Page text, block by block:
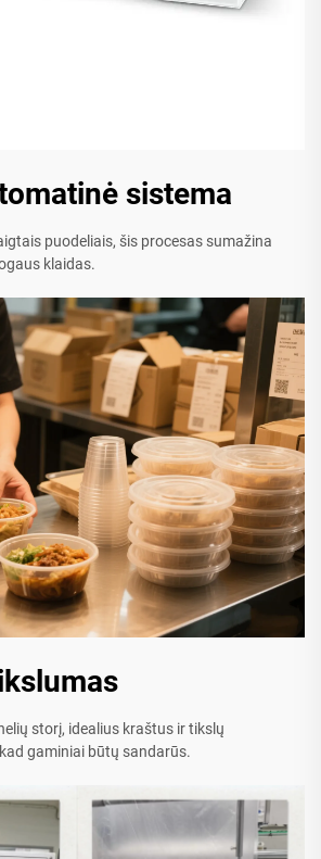
sistema
puodeliais, šis procesas sumažina
klaidas.
storį, idealius kraštus ir tikslų
gaminiai būtų sandarūs.